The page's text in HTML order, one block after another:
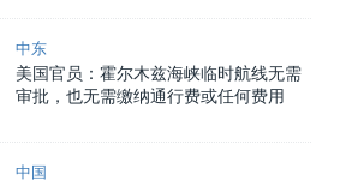
中东
美国官员：霍尔木兹海峡临时航线无需
审批，也无需缴纳通行费或任何费用
中国